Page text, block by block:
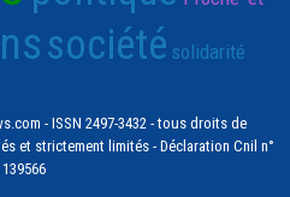
société solidarité
- ISSN 2497-3432 - tous droits de
et strictement limités - Déclaration Cnil n°